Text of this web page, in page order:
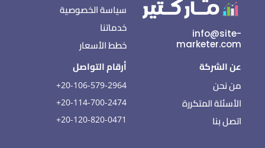
info@site-
marketer.com
سياسة الخصوصية
خدماتنا
خطط الأسعار
عن الشركة
من نحن
الأسئلة المتكررة
اتصل بنا
أرقام التواصل
20-106-579-2964+
20-114-700-2474+
20-120-820-0471+